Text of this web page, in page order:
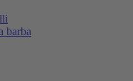
barba